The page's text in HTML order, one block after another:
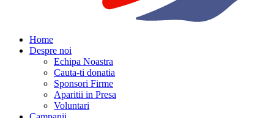
Home
Despre noi
Echipa Noastra
Cauta-ti donatia
Sponsori Firme
Aparitii in Presa
Voluntari